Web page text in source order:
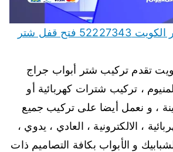
فني فتح اقفال شتر الكويت 52227343 فتح قفل شتر
تقدم تركيب شتر أبواب جراج
، تركيب شترات كهربائية أو
، و نعمل أيضا على تركيب جميع
، الالكترونية ، العادي ، يدوي ،
و الأبواب بكافة التصاميم ذات